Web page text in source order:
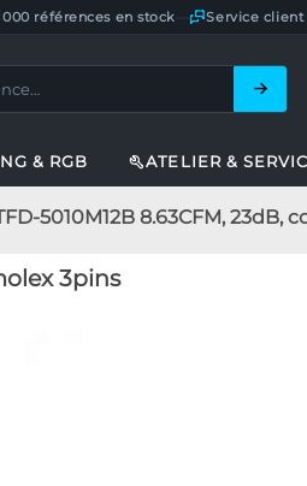
000 références en stock Service
& RGB ATELIER &
5010M12B 8.63CFM, 23dB,
3pins